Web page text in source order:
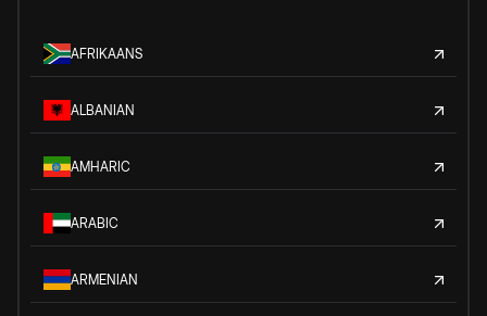
AFRIKAANS
ALBANIAN
AMHARIC
ARABIC
ARMENIAN